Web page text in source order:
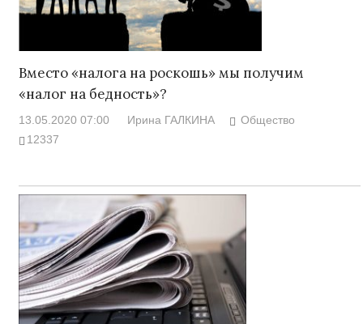
Вместо «налога на роскошь» мы получим
«налог на бедность»?
13.05.2020 07:00 Ирина ГАЛКИНА
Общество
12337